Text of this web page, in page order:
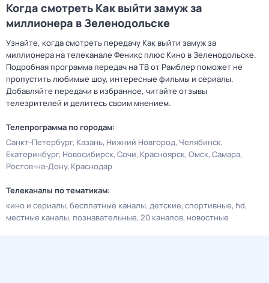
Когда смотреть Как выйти замуж за
миллионера в Зеленодольске
Узнайте, когда смотреть передачу Как выйти замуж за
миллионера на телеканале Феникс плюс Кино в Зеленодольске.
Подробная программа передач на ТВ от Рамблер поможет не
пропустить любимые шоу, интересные фильмы и сериалы.
Добавляйте передачи в избранное, читайте отзывы
телезрителей и делитесь своим мнением.
Телепрограмма по городам:
Санкт-Петербург Казань Нижний Новгород Челябинск
Екатеринбург Новосибирск Сочи Красноярск Омск Самара
Ростов-на-Дону Краснодар
Телеканалы по тематикам:
кино и сериалы бесплатные каналы детские спортивные hd
местные каналы познавательные 20 каналов новостные